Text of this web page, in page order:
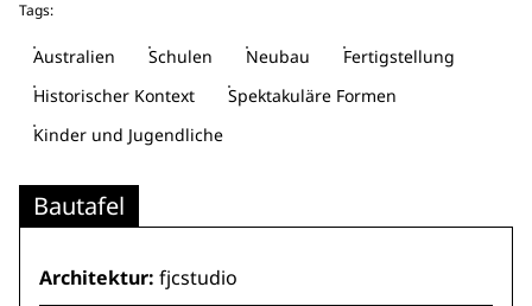
Tags:
Australien Schulen Neubau
Fertigstellung
Historischer Kontext
Spektakuläre Formen
Kinder und Jugendliche
Bautafel
Architektur: fjcstudio